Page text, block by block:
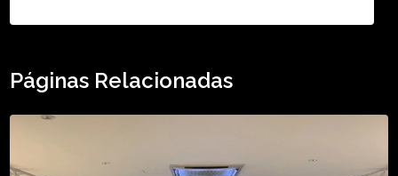
Páginas Relacionadas